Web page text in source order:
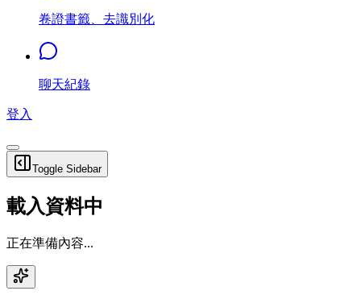
卷證書籤、去識別化
聊天紀錄
登入
Toggle Sidebar
載入資料中
正在準備內容...